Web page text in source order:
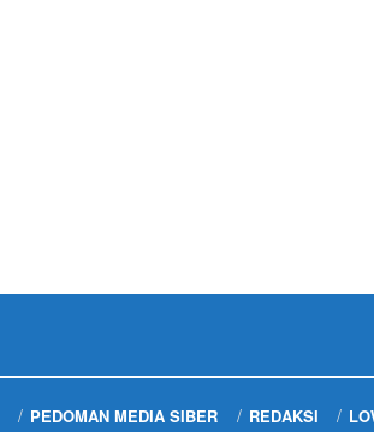
PEDOMAN MEDIA SIBER REDAKSI